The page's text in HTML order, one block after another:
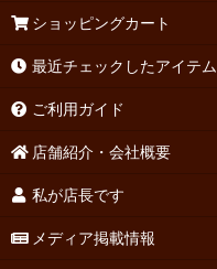
ショッピングカート
最近チェックしたアイテム
ご利用ガイド
店舗紹介・会社概要
私が店長です
メディア掲載情報